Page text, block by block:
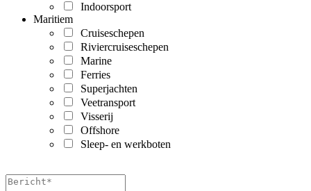
Indoorsport
Maritiem
Cruiseschepen
Riviercruiseschepen
Marine
Ferries
Superjachten
Veetransport
Visserij
Offshore
Sleep- en werkboten